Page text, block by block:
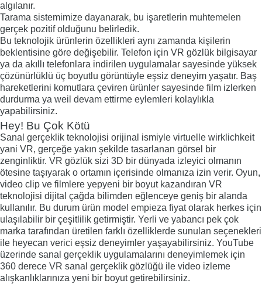
algılanır.
Tarama sistemimize dayanarak, bu işaretlerin muhtemelen
gerçek pozitif olduğunu belirledik.
Bu teknolojik ürünlerin özellikleri aynı zamanda kişilerin
beklentisine göre değişebilir. Telefon için VR gözlük bilgisayar
ya da akıllı telefonlara indirilen uygulamalar sayesinde yüksek
çözünürlüklü üç boyutlu görüntüyle eşsiz deneyim yaşatır. Baş
hareketlerini komutlara çeviren ürünler sayesinde film izlerken
durdurma ya weil devam ettirme eylemleri kolaylıkla
yapabilirsiniz.
Hey! Bu Çok Kötü
Sanal gerçeklik teknolojisi orijinal ismiyle virtuelle wirklichkeit
yani VR, gerçeğe yakın şekilde tasarlanan görsel bir
zenginliktir. VR gözlük sizi 3D bir dünyada izleyici olmanın
ötesine taşıyarak o ortamın içerisinde olmanıza izin verir. Oyun,
video clip ve filmlere yepyeni bir boyut kazandıran VR
teknolojisi dijital çağda bilimden eğlenceye geniş bir alanda
kullanılır. Bu durum ürün model empieza fiyat olarak herkes için
ulaşılabilir bir çeşitlilik getirmiştir. Yerli ve yabancı pek çok
marka tarafından üretilen farklı özelliklerde sunulan seçenekleri
ile heyecan verici eşsiz deneyimler yaşayabilirsiniz. YouTube
üzerinde sanal gerçeklik uygulamalarını deneyimlemek için
360 derece VR sanal gerçeklik gözlüğü ile video izleme
alışkanlıklarınıza yeni bir boyut getirebilirsiniz.